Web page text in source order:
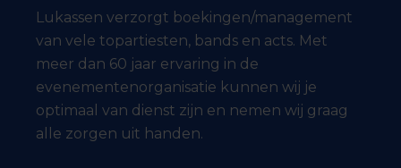
Lukassen verzorgt boekingen/management
van vele topartiesten, bands en acts. Met
meer dan 60 jaar ervaring in de
evenementenorganisatie kunnen wij je
optimaal van dienst zijn en nemen wij graag
alle zorgen uit handen.